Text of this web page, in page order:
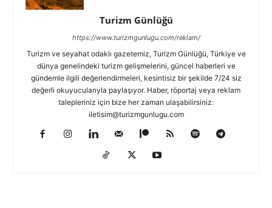
Turizm Günlüğü
https://www.turizmgunlugu.com/reklam/
Turizm ve seyahat odaklı gazetemiz, Turizm Günlüğü, Türkiye ve
dünya genelindeki turizm gelişmelerini, güncel haberleri ve
gündemle ilgili değerlendirmeleri, kesintisiz bir şekilde 7/24 siz
değerli okuyucularıyla paylaşıyor. Haber, röportaj veya reklam
talepleriniz için bize her zaman ulaşabilirsiniz:
iletisim@turizmgunlugu.com